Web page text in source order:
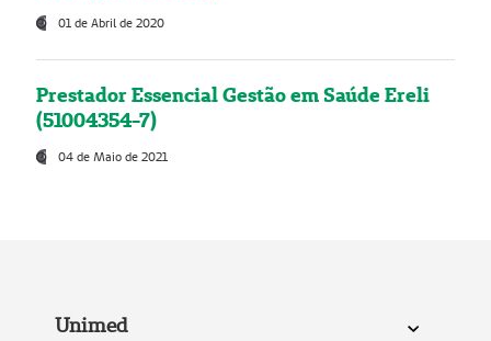
01 de Abril de 2020
Prestador Essencial Gestão em Saúde Ereli
(51004354-7)
04 de Maio de 2021
Unimed